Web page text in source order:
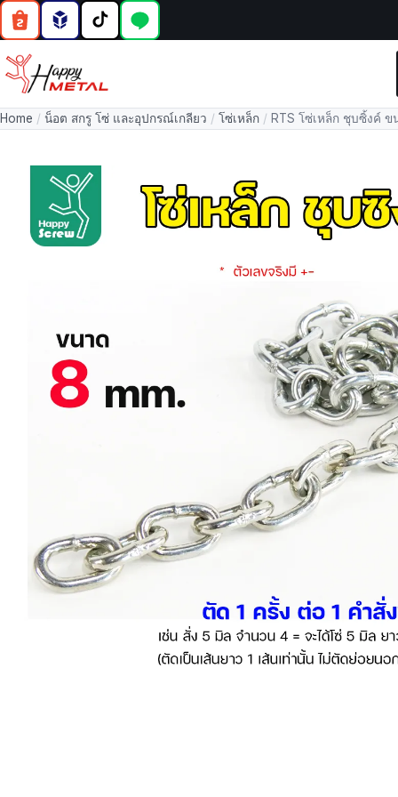
Home / น็อต สกรู โซ่ และอุปกรณ์เกลียว / โซ่เหล็ก / RTS โซ่เหล็ก ชุบซิ้งค์